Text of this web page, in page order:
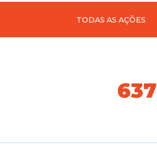
TODAS AS AÇÕES
704